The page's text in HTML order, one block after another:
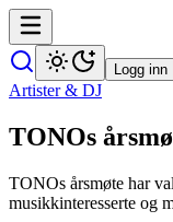
Logg inn
Artister & DJ
TONOs
TONOs årsmøte har
musikkinteresserte og